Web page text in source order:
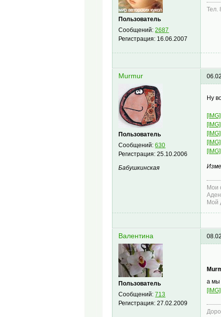
Пользователь
Сообщений:2687
Регистрация: 16.06.2007
Тел.
Murmur
Пользователь
Сообщений:630
Регистрация:25.10.2006
Бабушкинская
Ну
Мои
Мой
Валентина
Пользователь
Сообщений:713
Регистрация:27.02.2009
а мы